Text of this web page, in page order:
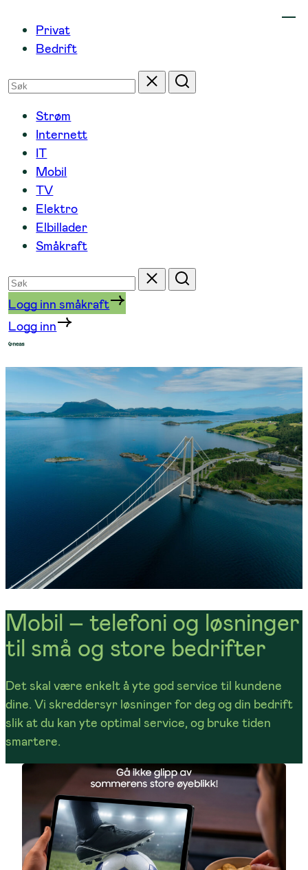
innhold
Privat
Bedrift
Søk
etter
Tilbakestill
Søk
Strøm
Internett
IT
Mobil
TV
Elektro
Elbillader
Småkraft
Søk
etter
Tilbakestill
Søk
Logg inn småkraft
Logg inn
Mobil – telefoni og løsninger
til små og store bedrifter
Det skal være enkelt å yte god service til kundene
dine. Vi skreddersyr løsninger for deg og din bedrift
slik at du kan yte optimal service, og bruke tiden
smartere.